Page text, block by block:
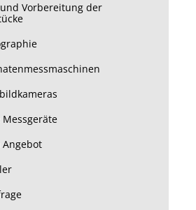
Vorbereitung der